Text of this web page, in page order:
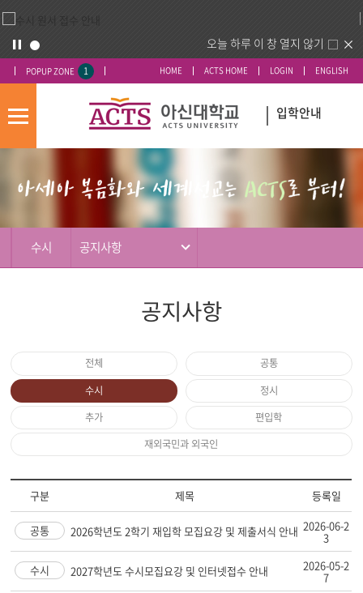
오늘 하루 이 창 열지 않기
POPUP ZONE 1 HOME ACTS HOME LOGIN ENGLISH
모
뉴
입학안내
수시 공지사항
공지사항
전체
공통
수시
정시
추가
편입학
재외국민과 외국인
구분 제목 등록일
공통 2026학년도 2학기 재입학 모집요강 및 제출서식 안내 2026-06-2
3
수시 2027학년도 수시모집요강 및 인터넷접수 안내 2026-05-2
7